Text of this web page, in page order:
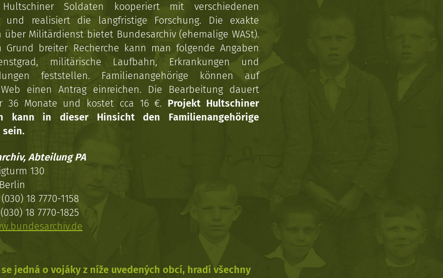
Soldaten kooperiert mit verschiedenen
und realisiert die langfristige Forschung. Die exakte
über Militärdienst bietet Bundesarchiv (ehemalige WASt).
Grund breiter Recherche kann man folgende Angaben
militärische Laufbahn, Erkrankungen und
feststellen. Familienangehörige können auf
einen Antrag einreichen. Die Bearbeitung dauert
36 Monate und kostet cca 16 €. Projekt Hultschiner
kann in dieser Hinsicht den Familienangehörige
Abteilung PA
130
18 7770-1158
18 7770-1825
se jedná o vojáky z níže uvedených obcí, hradí všechny